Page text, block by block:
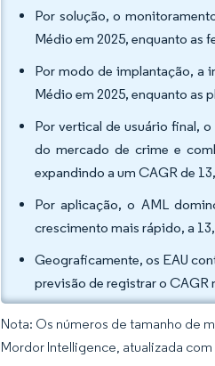
Por solução, o
Médio em 2025, enquanto as
Por modo de implantação, a
Médio em 2025, enquanto as
Por vertical de usuário final,
do mercado de crime e
expandindo a um CAGR de
Por aplicação, o AML
crescimento mais rápido, a
Geograficamente, os EAU
previsão de registrar o CAGR
Nota: Os números de tamanho de
Mordor Intelligence, atualizada